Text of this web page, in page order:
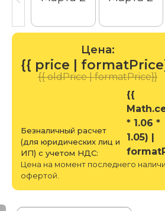
Цена:
{{ price |
{{ oldPrice | formatPrice}}
Безналичный расчет
(для юридических лиц и
ИП) с учетом НДС:
{{
* 1.06 *
1.05) |
Цена на момент последнего
офертой.